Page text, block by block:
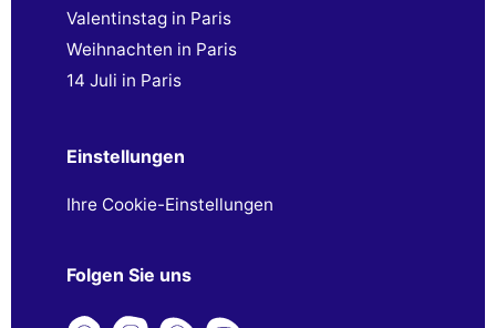
Valentinstag in Paris
Weihnachten in Paris
14 Juli in Paris
Einstellungen
Ihre Cookie-Einstellungen
Folgen Sie uns